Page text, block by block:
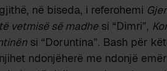
në biseda, i referohemi
vetmisë së madhe si “Dimri”,
si “Doruntina”. Bash për
ndonjëherë me ndonjë